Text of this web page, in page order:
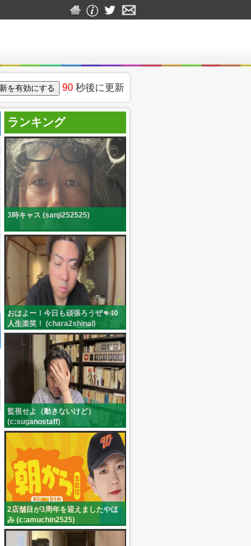
90秒後に更新
ランキング
3時キャス (sanji252525)
おはよー！今日も頑張ろうぜ👊40
人生楽笑！ (chara2shinai)
監視せよ（動きないけど）
(c:suganostaff)
2店舗目が3周年を迎えましたやほ
み (c:amuchin2525)